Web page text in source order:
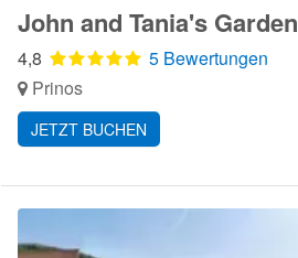
John and Tania's Garden
4,8
5 Bewertungen
Prinos
JETZT BUCHEN